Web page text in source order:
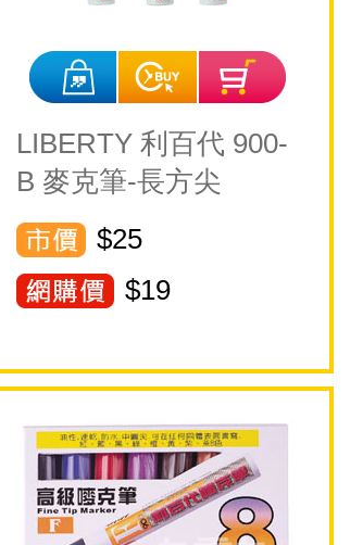
LIBERTY 利百代 900-
B 麥克筆-長方尖
$25
$19